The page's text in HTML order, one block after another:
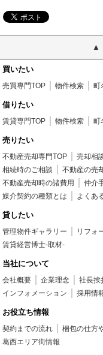
買いたい
売買専門TOP 物件検索 町
借りたい
賃貸専門TOP 物件検索 町
売りたい
不動産売却専門TOP 売却相
相続時のご相談
不動産の売
不動産売却時の諸費用
仲介
媒介契約の種類とは
よくあ
貸したい
管理物件ギャラリー リフォ
賃貸経営博士-取材-
当社について
会社概要 企業理念 社長挨
インフォメーション
採用情
お役立ち情報
契約までの流れ 梱包の仕方
葛西エリア街情報